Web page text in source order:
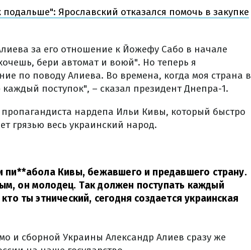
Ярославский отказался помочь в закупке
за его отношение к Йожефу Сабо в начале
бери автомат и воюй". Но теперь я
по поводу Алиева. Во времена, когда моя страна в
поступок", – сказал президент Днепра-1.
нардепа Ильи Кивы, который быстро
грязью весь украинский народ.
пи**абола Кивы, бежавшего и предавшего страну.
он молодец. Так должен поступать каждый
ты этнический, сегодня создается украинская
и сборной Украины Александр Алиев сразу же